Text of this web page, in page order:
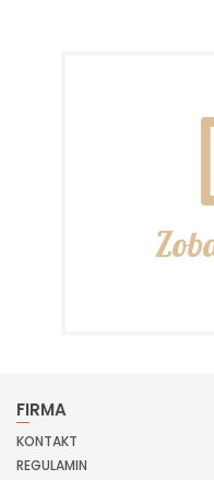
FIRMA
KONTAKT
REGULAMIN